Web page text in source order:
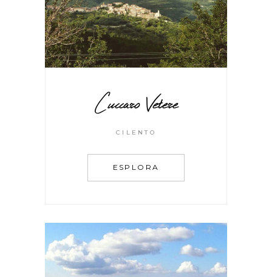
Cuccaro Vetere
CILENTO
ESPLORA